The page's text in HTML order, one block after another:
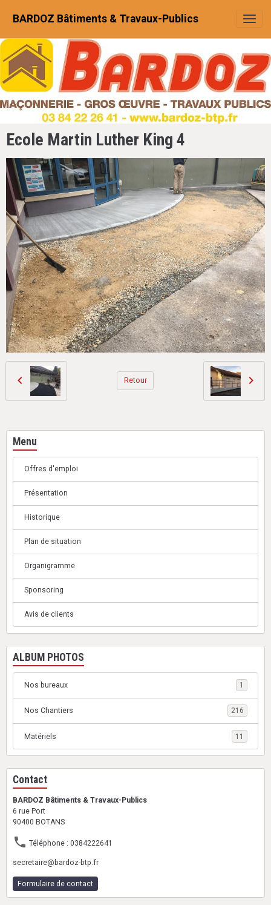
BARDOZ Bâtiments & Travaux-Publics
Ecole Martin Luther King 4
Retour
Menu
Offres d'emploi
Présentation
Historique
Plan de situation
Organigramme
Sponsoring
Avis de clients
ALBUM PHOTOS
Nos bureaux 1
Nos Chantiers 216
Matériels 11
Contact
BARDOZ Bâtiments & Travaux-Publics
6 rue Port
90400 BOTANS
Téléphone : 0384222641
secretaire@bardoz-btp.fr
Formulaire de contact